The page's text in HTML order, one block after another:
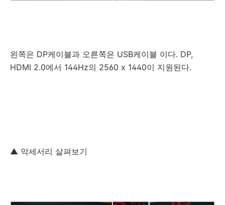
왼쪽은 DP케이블과 오른쪽은 USB케이블 이다. DP,
HDMI 2.0에서 144Hz의 2560 x 1440이 지원된다.
▲ 악세서리 살펴보기